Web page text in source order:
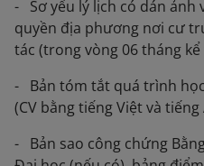
- Sơ yếu lý lịch có dán ảnh
quyền địa phương nơi cư
tác (trong vòng 06 tháng
- Bản tóm tắt quá trình
(CV bằng tiếng Việt và tiếng
- Bản sao công chứng